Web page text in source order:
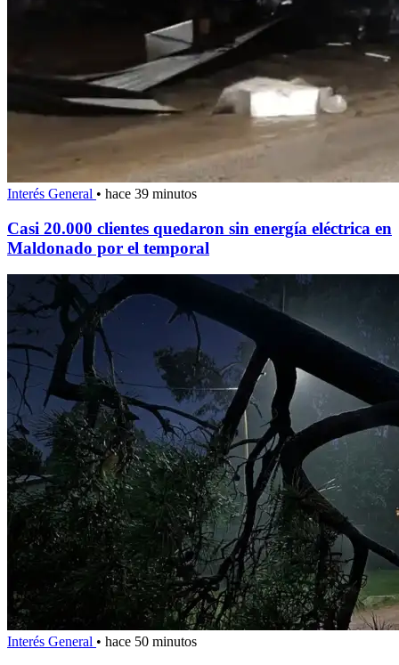
Interés General • hace 39 minutos
Casi 20.000 clientes quedaron sin energía eléctrica en
Maldonado por el temporal
Interés General • hace 50 minutos